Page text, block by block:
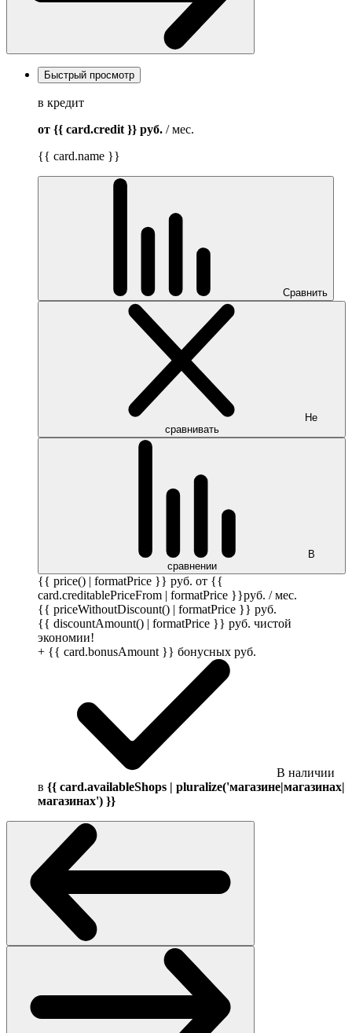
Быстрый просмотр
в кредит
от {{ card.credit }} руб. / мес.
{{ card.name }}
Сравнить
Не
сравнивать
В
сравнении
{{ price() | formatPrice }} руб. от {{
card.creditablePriceFrom | formatPrice }}руб. / мес.
{{ priceWithoutDiscount() | formatPrice }} руб.
{{ discountAmount() | formatPrice }} руб. чистой
экономии!
+ {{ card.bonusAmount }} бонусных руб.
В наличии
в {{ card.availableShops | pluralize('магазине|магазинах|
магазинах') }}